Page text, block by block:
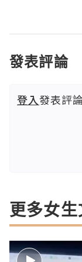
發表評論
登入發表評論
更多女